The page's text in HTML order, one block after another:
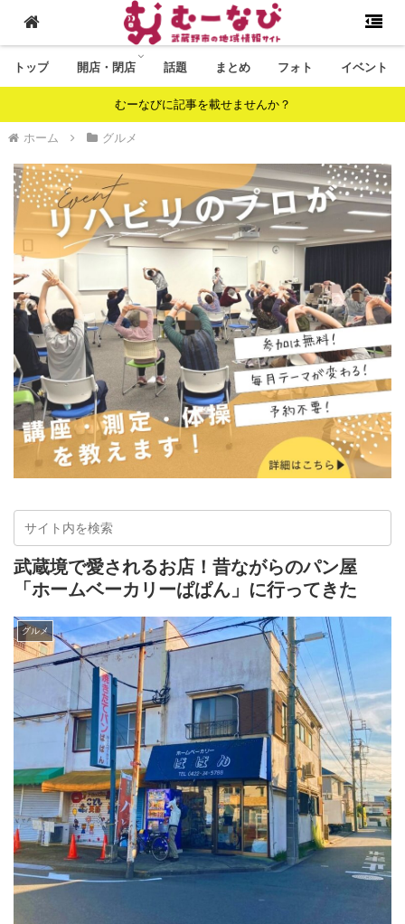
トップ 開店・閉店 話題 まとめ フォト イベント
むーなびに記事を載せませんか？
ホーム グルメ
武蔵境で愛されるお店！昔ながらのパン屋
「ホームベーカリーぱぱん」に行ってきた
グルメ